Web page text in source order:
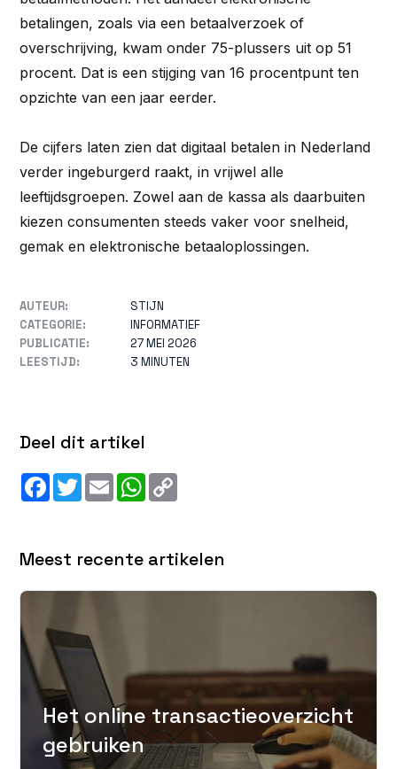
AUTEUR:
STIJN
CATEGORIE:
INFORMATIEF
PUBLICATIE:
27 MEI 2026
LEESTIJD:
3 MINUTEN
Deel dit artikel
Facebook
Twitter
EmailWhatsApp
Meest recente artikelen
Het online transactieoverzicht
gebruiken
betalingen, zoals via een betaalverzoek of
overschrijving, kwam onder 75-plussers uit op 51
procent. Dat is een stijging van 16 procentpunt ten
opzichte van een jaar eerder.
De cijfers laten zien dat digitaal betalen in Nederland
verder ingeburgerd raakt, in vrijwel alle
leeftijdsgroepen. Zowel aan de kassa als daarbuiten
kiezen consumenten steeds vaker voor snelheid,
gemak en elektronische betaaloplossingen.